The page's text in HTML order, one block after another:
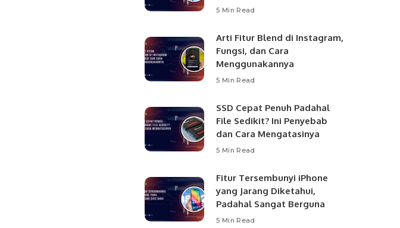
5 Min Read
Arti Fitur Blend di Instagram,
Fungsi, dan Cara
Menggunakannya
5 Min Read
SSD Cepat Penuh Padahal
File Sedikit? Ini Penyebab
dan Cara Mengatasinya
5 Min Read
Fitur Tersembunyi iPhone
yang Jarang Diketahui,
Padahal Sangat Berguna
5 Min Read